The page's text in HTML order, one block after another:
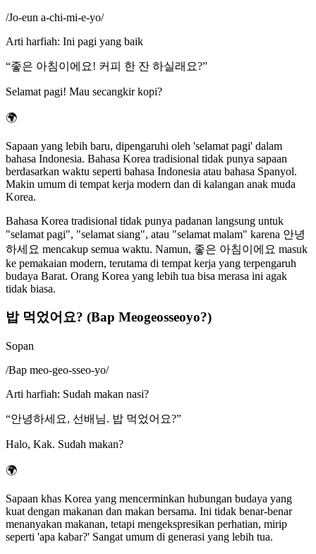
/Jo-eun a-chi-mi-e-yo/
Arti harfiah: Ini pagi yang baik
“좋은 아침이에요! 커피 한 잔 하실래요?”
Selamat pagi! Mau secangkir kopi?
🌍
Sapaan yang lebih baru, dipengaruhi oleh 'selamat pagi' dalam
bahasa Indonesia. Bahasa Korea tradisional tidak punya sapaan
berdasarkan waktu seperti bahasa Indonesia atau bahasa Spanyol.
Makin umum di tempat kerja modern dan di kalangan anak muda
Korea.
Bahasa Korea tradisional tidak punya padanan langsung untuk
"selamat pagi", "selamat siang", atau "selamat malam" karena 안녕
하세요 mencakup semua waktu. Namun, 좋은 아침이에요 masuk
ke pemakaian modern, terutama di tempat kerja yang terpengaruh
budaya Barat. Orang Korea yang lebih tua bisa merasa ini agak
tidak biasa.
밥 먹었어요? (Bap Meogeosseoyo?)
Sopan
/Bap meo-geo-sseo-yo/
Arti harfiah: Sudah makan nasi?
“안녕하세요, 선배님. 밥 먹었어요?”
Halo, Kak. Sudah makan?
🌍
Sapaan khas Korea yang mencerminkan hubungan budaya yang
kuat dengan makanan dan makan bersama. Ini tidak benar-benar
menanyakan makanan, tetapi mengekspresikan perhatian, mirip
seperti 'apa kabar?' Sangat umum di generasi yang lebih tua.